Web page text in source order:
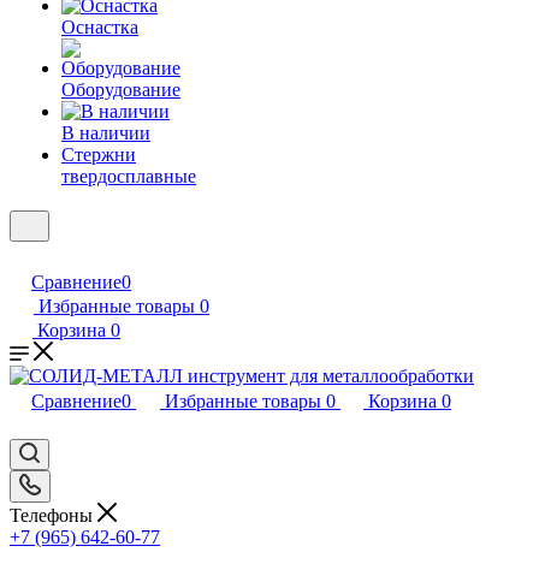
Оснастка
Оборудование
В наличии
Стержни
твердосплавные
Сравнение0
Избранные товары 0
Корзина 0
Сравнение0 Избранные товары 0 Корзина 0
Телефоны
+7 (965) 642-60-77